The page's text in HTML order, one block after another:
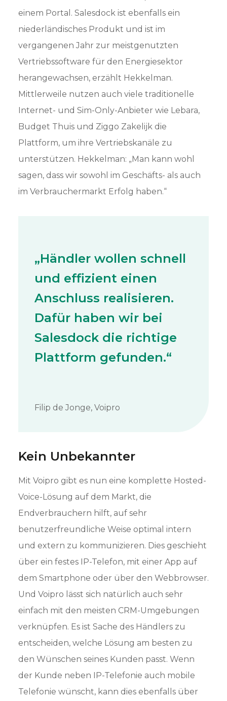
einem Portal. Salesdock ist ebenfalls ein
niederländisches Produkt und ist im
vergangenen Jahr zur meistgenutzten
Vertriebssoftware für den Energiesektor
herangewachsen, erzählt Hekkelman.
Mittlerweile nutzen auch viele traditionelle
Internet- und Sim-Only-Anbieter wie Lebara,
Budget Thuis und Ziggo Zakelijk die
Plattform, um ihre Vertriebskanäle zu
unterstützen. Hekkelman: „Man kann wohl
sagen, dass wir sowohl im Geschäfts- als auch
im Verbrauchermarkt Erfolg haben.“
„Händler wollen schnell
und effizient einen
Anschluss realisieren.
Dafür haben wir bei
Salesdock die richtige
Plattform gefunden.“
Filip de Jonge, Voipro
Kein Unbekannter
Mit Voipro gibt es nun eine komplette Hosted-
Voice-Lösung auf dem Markt, die
Endverbrauchern hilft, auf sehr
benutzerfreundliche Weise optimal intern
und extern zu kommunizieren. Dies geschieht
über ein festes IP-Telefon, mit einer App auf
dem Smartphone oder über den Webbrowser.
Und Voipro lässt sich natürlich auch sehr
einfach mit den meisten CRM-Umgebungen
verknüpfen. Es ist Sache des Händlers zu
entscheiden, welche Lösung am besten zu
den Wünschen seines Kunden passt. Wenn
der Kunde neben IP-Telefonie auch mobile
Telefonie wünscht, kann dies ebenfalls über